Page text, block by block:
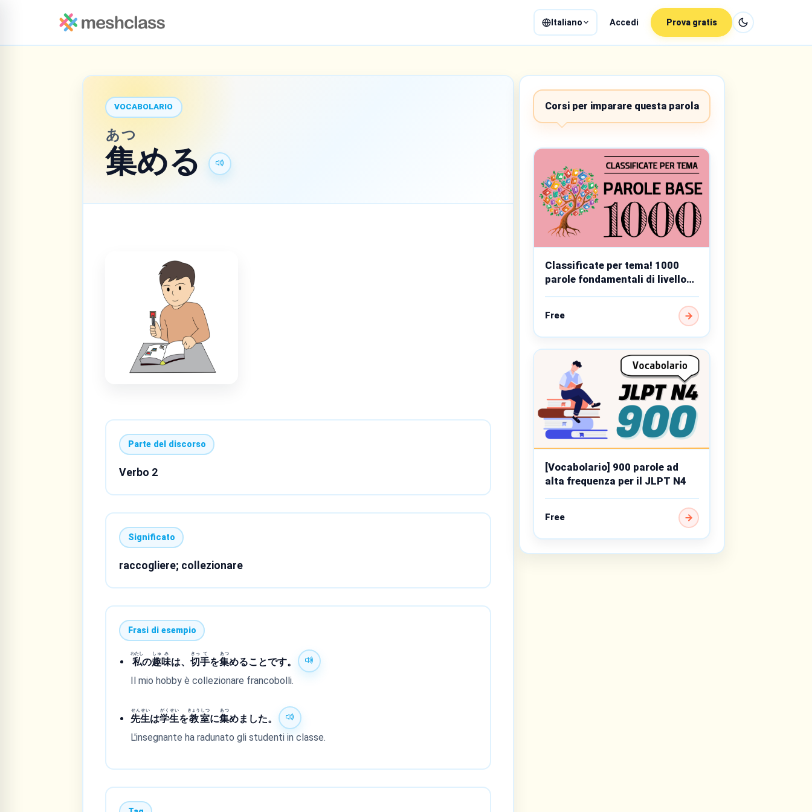
Italiano Accedi Prova gratis
VOCABOLARIO
集
あつ
める
Parte del discorso
Verbo 2
Significato
raccogliere; collezionare
Frasi di esempio
私
わたし
の趣
しゅ
味
み
は、切
きっ
手
て
を集
あつ
めることです。
Il mio hobby è collezionare francobolli.
先
せん
生
せい
は学
がく
生
せい
を教
きょう
室
しつ
に集
あつ
めました。
L'insegnante ha radunato gli studenti in classe.
Corsi per imparare questa parola
Classificate per tema! 1000
parole fondamentali di livello
base
Free
[Vocabolario] 900 parole ad
alta frequenza per il JLPT N4
Free